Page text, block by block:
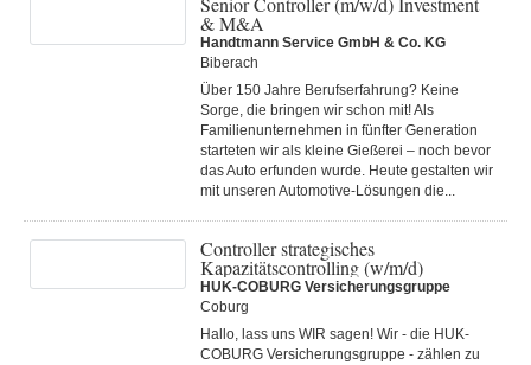
& M&A
Handtmann Service GmbH & Co. KG
Biberach
Über 150 Jahre Berufserfahrung? Keine
Sorge, die bringen wir schon mit! Als
Familienunternehmen in fünfter Generation
starteten wir als kleine Gießerei – noch bevor
das Auto erfunden wurde. Heute gestalten wir
mit unseren Automotive-Lösungen die...
Controller strategisches
Kapazitätscontrolling (w/m/d)
HUK-COBURG Versicherungsgruppe
Coburg
Hallo, lass uns WIR sagen! Wir - die HUK-
COBURG Versicherungsgruppe - zählen zu